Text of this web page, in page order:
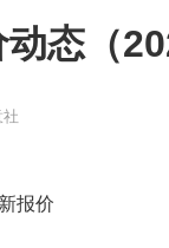
态（
社
报价